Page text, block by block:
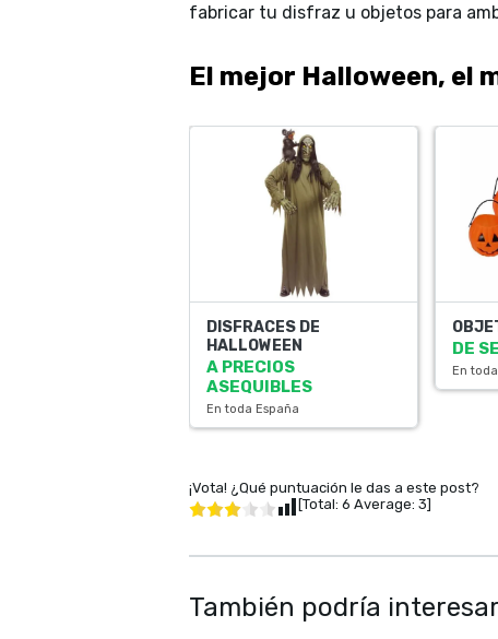
fabricar tu disfraz u objetos para
El mejor Halloween, el
DISFRACES DE
HALLOWEEN
A PRECIOS
ASEQUIBLES
En toda España
DE
En
¡Vota! ¿Qué puntuación le das a este post?
[Total: 6 Average: 3]
También podría